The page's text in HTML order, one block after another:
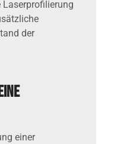
der
einer